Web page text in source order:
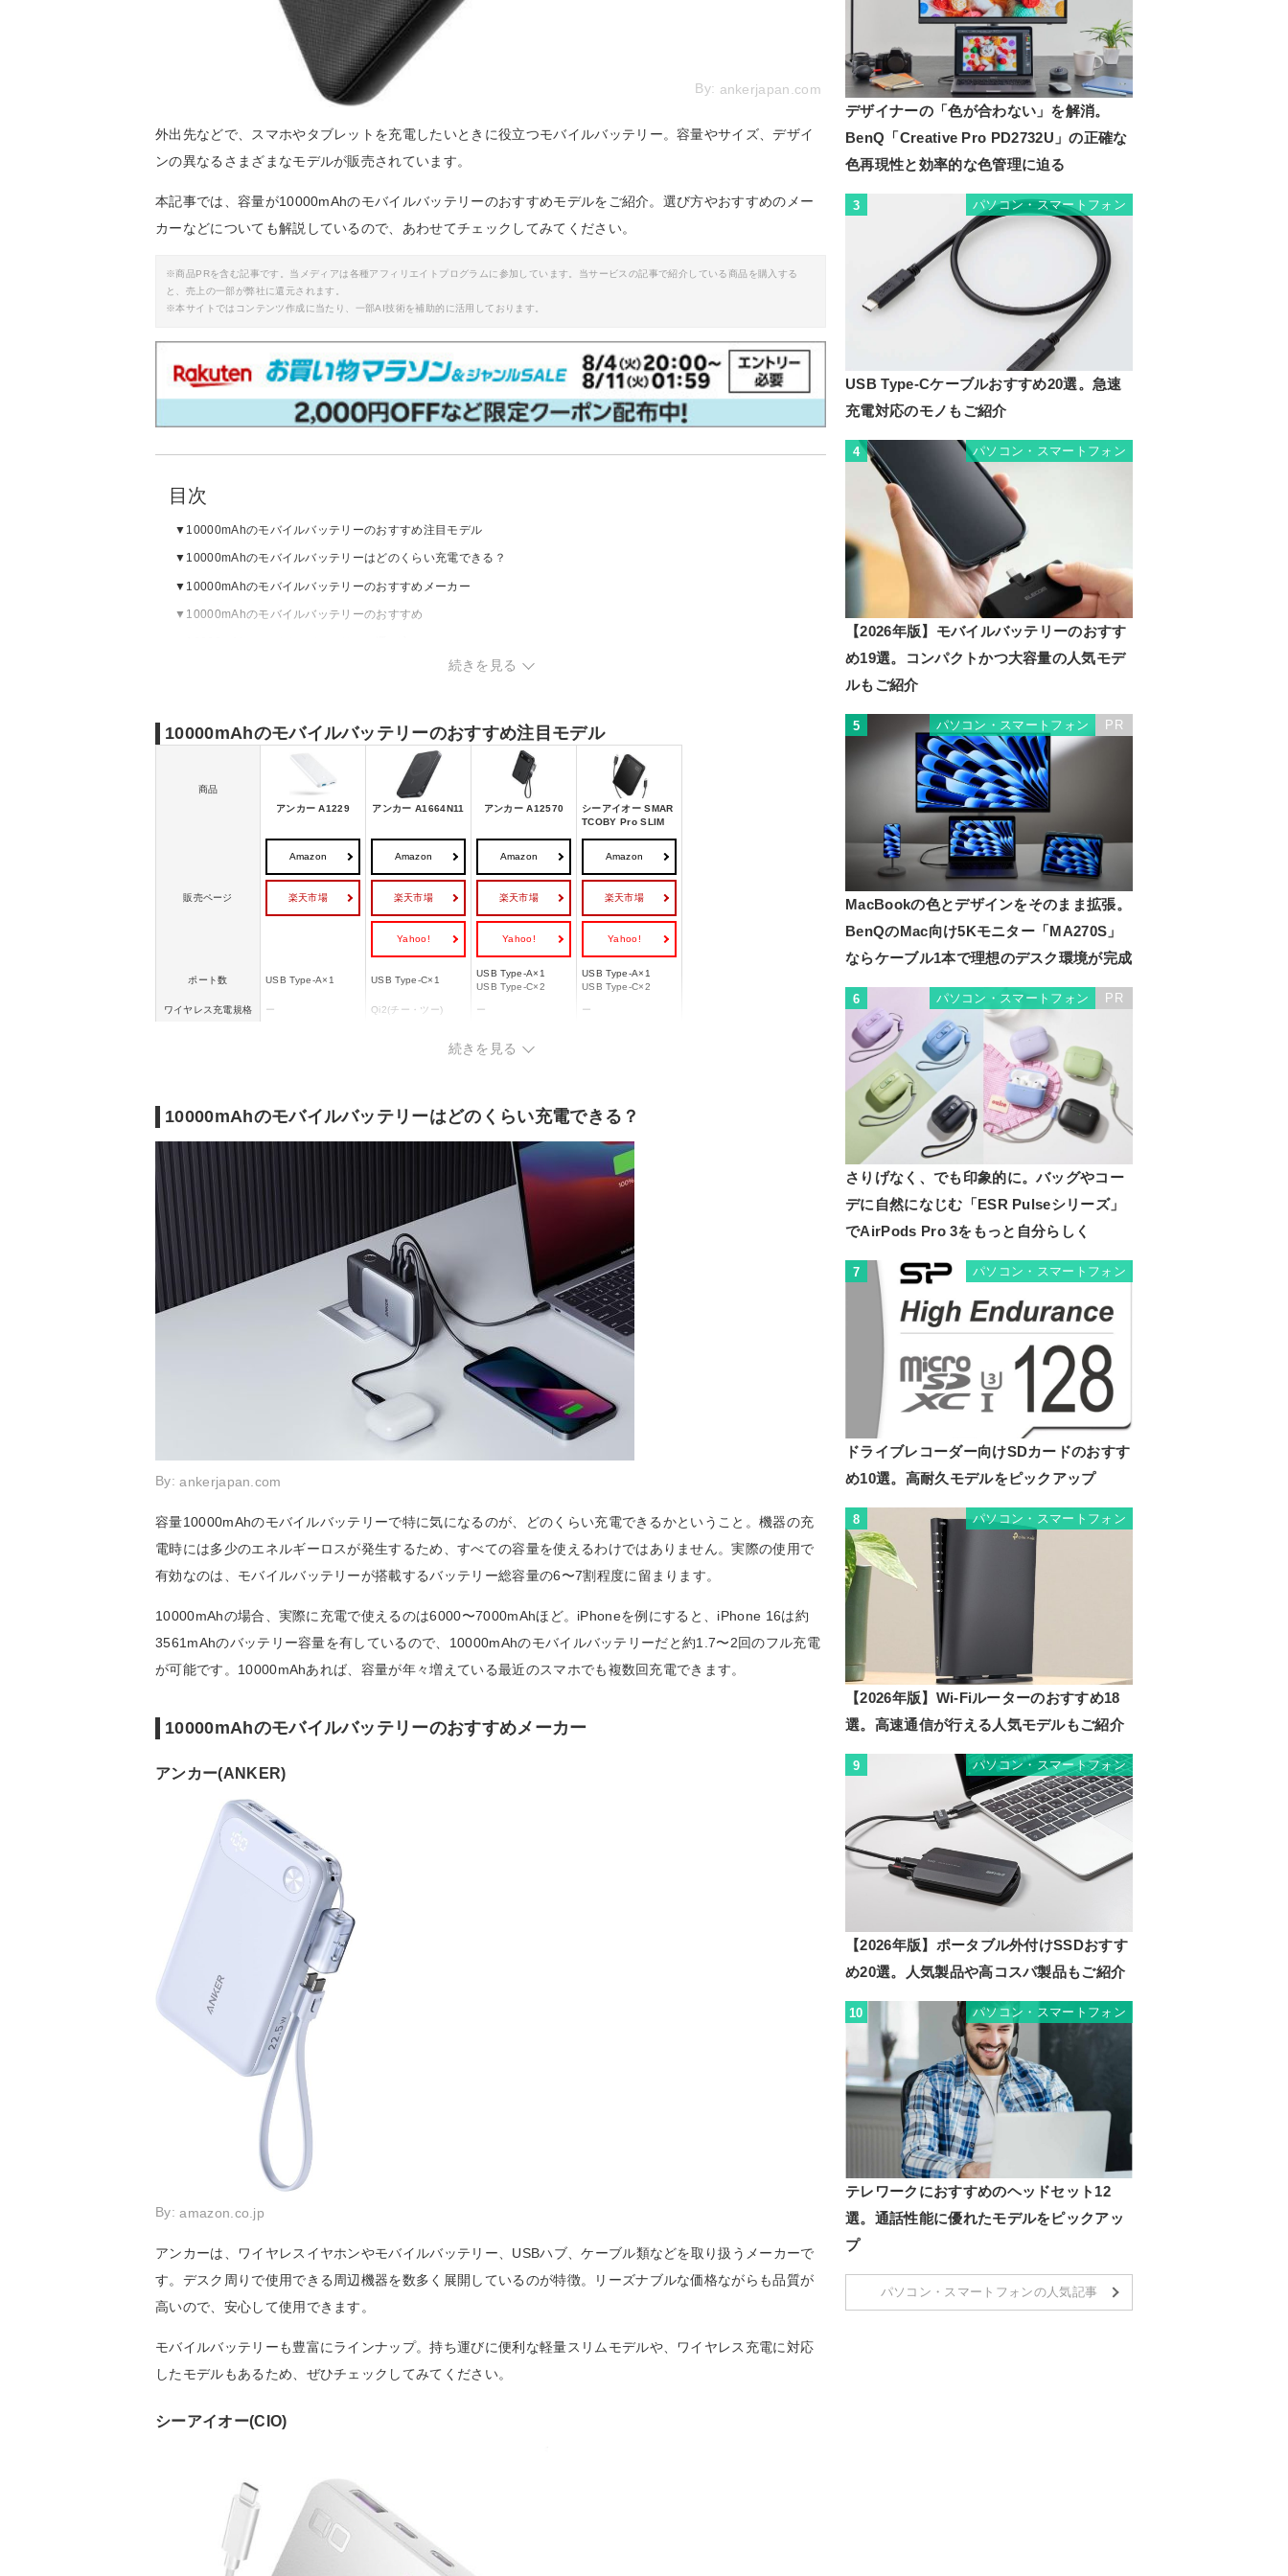
By: ankerjapan.com
外出先などで、スマホやタブレットを充電したいときに役立つモバイルバッテリー。容量やサイズ、デザイ
ンの異なるさまざまなモデルが販売されています。
本記事では、容量が10000mAhのモバイルバッテリーのおすすめモデルをご紹介。選び方やおすすめのメー
カーなどについても解説しているので、あわせてチェックしてみてください。
※商品PRを含む記事です。当メディアは各種アフィリエイトプログラムに参加しています。当サービスの記事で紹介している商品を購入する
と、売上の一部が弊社に還元されます。
※本サイトではコンテンツ作成に当たり、一部AI技術を補助的に活用しております。
目次
10000mAhのモバイルバッテリーのおすすめ注目モデル
10000mAhのモバイルバッテリーはどのくらい充電できる？
10000mAhのモバイルバッテリーのおすすめメーカー
10000mAhのモバイルバッテリーのおすすめ
続きを見る
10000mAhのモバイルバッテリーのおすすめ注目モデル
商品
アンカー A1229
アンカー A1664N11 アンカー A12570
シーアイオー SMAR
TCOBY Pro SLIM
販売ページ
Amazon
楽天市場
Amazon
楽天市場
Yahoo!
Amazon
楽天市場
Yahoo!
Amazon
楽天市場
Yahoo!
ポート数 USB Type-A×1 USB Type-C×1
USB Type-A×1
USB Type-C×2
USB Type-A×1
USB Type-C×2
ワイヤレス充電規格 ー Qi2(チー・ツー) ー ー
200 g
続きを見る
10000mAhのモバイルバッテリーはどのくらい充電できる？
By:ankerjapan.com
容量10000mAhのモバイルバッテリーで特に気になるのが、どのくらい充電できるかということ。機器の充
電時には多少のエネルギーロスが発生するため、すべての容量を使えるわけではありません。実際の使用で
有効なのは、モバイルバッテリーが搭載するバッテリー総容量の6〜7割程度に留まります。
10000mAhの場合、実際に充電で使えるのは6000〜7000mAhほど。iPhoneを例にすると、iPhone 16は約
3561mAhのバッテリー容量を有しているので、10000mAhのモバイルバッテリーだと約1.7〜2回のフル充電
が可能です。10000mAhあれば、容量が年々増えている最近のスマホでも複数回充電できます。
10000mAhのモバイルバッテリーのおすすめメーカー
アンカー(ANKER)
By:amazon.co.jp
アンカーは、ワイヤレスイヤホンやモバイルバッテリー、USBハブ、ケーブル類などを取り扱うメーカーで
す。デスク周りで使用できる周辺機器を数多く展開しているのが特徴。リーズナブルな価格ながらも品質が
高いので、安心して使用できます。
モバイルバッテリーも豊富にラインナップ。持ち運びに便利な軽量スリムモデルや、ワイヤレス充電に対応
したモデルもあるため、ぜひチェックしてみてください。
シーアイオー(CIO)
デザイナーの「色が合わない」を解消。
BenQ「Creative Pro PD2732U」の正確な
色再現性と効率的な色管理に迫る
3 パソコン・スマートフォン
USB Type-Cケーブルおすすめ20選。急速
充電対応のモノもご紹介
4 パソコン・スマートフォン
【2026年版】モバイルバッテリーのおすす
め19選。コンパクトかつ大容量の人気モデ
ルもご紹介
5 パソコン・スマートフォン PR
MacBookの色とデザインをそのまま拡張。
BenQのMac向け5Kモニター「MA270S」
ならケーブル1本で理想のデスク環境が完成
6 パソコン・スマートフォン PR
さりげなく、でも印象的に。バッグやコー
デに自然になじむ「ESR Pulseシリーズ」
でAirPods Pro 3をもっと自分らしく
7 パソコン・スマートフォン
ドライブレコーダー向けSDカードのおすす
め10選。高耐久モデルをピックアップ
8 パソコン・スマートフォン
【2026年版】Wi-Fiルーターのおすすめ18
選。高速通信が行える人気モデルもご紹介
9 パソコン・スマートフォン
【2026年版】ポータブル外付けSSDおすす
め20選。人気製品や高コスパ製品もご紹介
10 パソコン・スマートフォン
テレワークにおすすめのヘッドセット12
選。通話性能に優れたモデルをピックアッ
プ
パソコン・スマートフォンの人気記事